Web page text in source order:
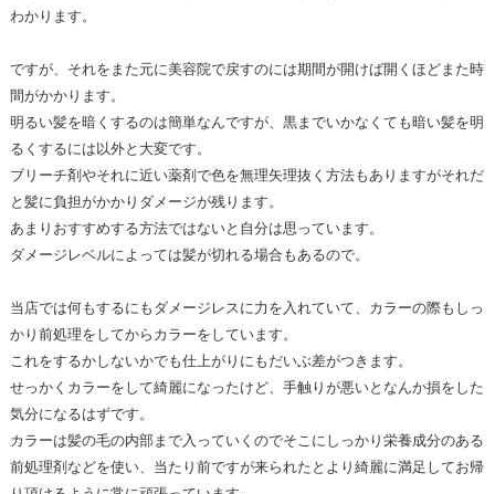
わかります。
ですが、それをまた元に美容院で戻すのには期間が開けば開くほどまた時
間がかかります。
明るい髪を暗くするのは簡単なんですが、黒までいかなくても暗い髪を明
るくするには以外と大変です。
ブリーチ剤やそれに近い薬剤で色を無理矢理抜く方法もありますがそれだ
と髪に負担がかかりダメージが残ります。
あまりおすすめする方法ではないと自分は思っています。
ダメージレベルによっては髪が切れる場合もあるので。
当店では何もするにもダメージレスに力を入れていて、カラーの際もしっ
かり前処理をしてからカラーをしています。
これをするかしないかでも仕上がりにもだいぶ差がつきます。
せっかくカラーをして綺麗になったけど、手触りが悪いとなんか損をした
気分になるはずです。
カラーは髪の毛の内部まで入っていくのでそこにしっかり栄養成分のある
前処理剤などを使い、当たり前ですが来られたとより綺麗に満足してお帰